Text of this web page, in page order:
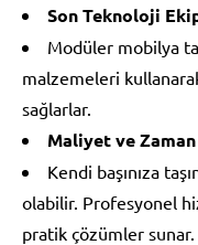
Son Teknoloji
Modüler mobilya
malzemeleri
sağlarlar.
Maliyet ve
Kendi başınıza
olabilir. Profesyonel
pratik çözümler sunar.